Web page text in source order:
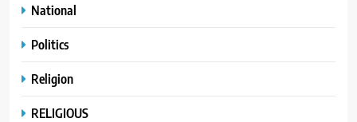
National
Politics
Religion
RELIGIOUS